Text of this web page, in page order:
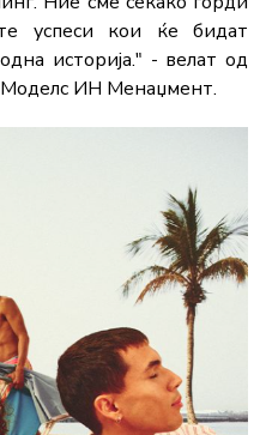
успеси кои ќе бидат
историја." - велат од
Моделс ИН Менаџмент.